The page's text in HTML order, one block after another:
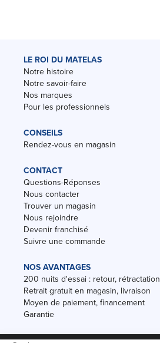
LE ROI DU MATELAS
Notre histoire
Notre savoir-faire
Nos marques
Pour les professionnels
CONSEILS
Rendez-vous en magasin
CONTACT
Questions-Réponses
Nous contacter
Trouver un magasin
Nous rejoindre
Devenir franchisé
Suivre une commande
NOS AVANTAGES
200 nuits d'essai : retour, rétractation
Retrait gratuit en magasin, livraison
Moyen de paiement, financement
Garantie